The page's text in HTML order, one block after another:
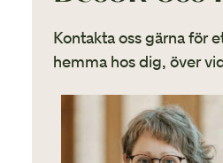
Kontakta oss gärna för
hemma hos dig, över